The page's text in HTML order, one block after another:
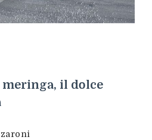
il dolce